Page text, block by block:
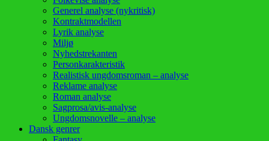
Generel analyse (nykritisk)
Kontraktmodellen
Lyrik analyse
Miljø
Nyhedstrekanten
Personkarakteristik
Realistisk ungdomsroman – analyse
Reklame analyse
Roman analyse
Sagprosa/avis-analyse
Ungdomsnovelle – analyse
Dansk genrer